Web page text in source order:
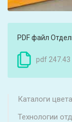
PDF файл
pdf 247.43
Каталоги цвета
Технологии